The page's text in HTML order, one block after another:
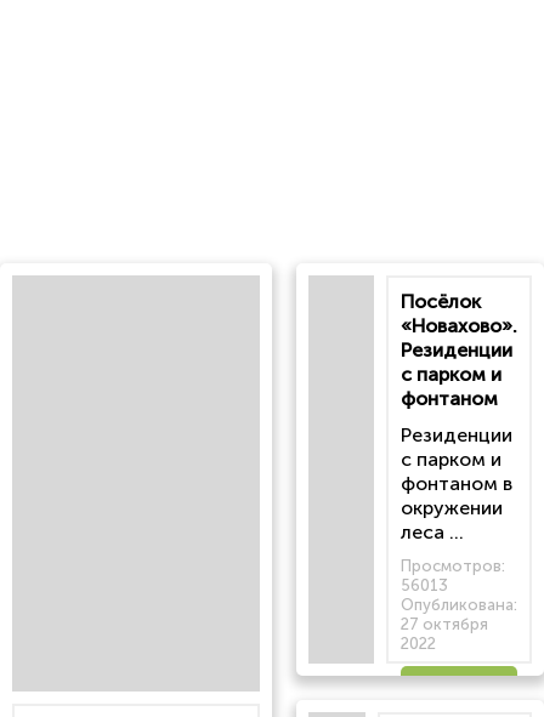
Посёлок
«Новахово».
Резиденции
с парком и
фонтаном
Резиденции
с парком и
фонтаном в
окружении
леса ...
Просмотров:
56013
Опубликована:
27 октября
2022